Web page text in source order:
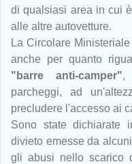
di qualsiasi area in cui
alle altre autovetture.
La Circolare
anche per quanto
"barre anti-camper",
parcheggi, ad
precludere l'accesso ai
Sono state dichiarate
divieto emesse da
gli abusi nello scarico